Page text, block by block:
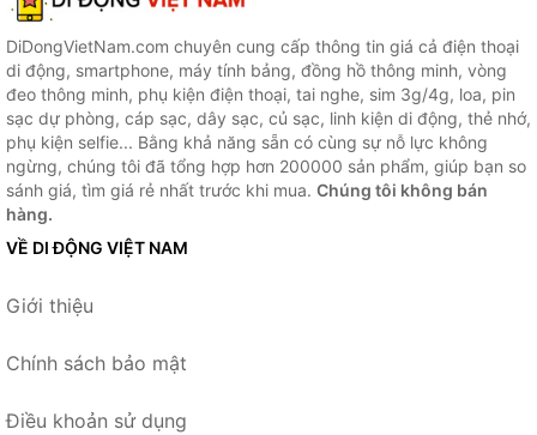
DiDongVietNam.com chuyên cung cấp thông tin giá cả điện thoại
di động, smartphone, máy tính bảng, đồng hồ thông minh, vòng
đeo thông minh, phụ kiện điện thoại, tai nghe, sim 3g/4g, loa, pin
sạc dự phòng, cáp sạc, dây sạc, củ sạc, linh kiện di động, thẻ nhớ,
phụ kiện selfie... Bằng khả năng sẵn có cùng sự nỗ lực không
ngừng, chúng tôi đã tổng hợp hơn 200000 sản phẩm, giúp bạn so
sánh giá, tìm giá rẻ nhất trước khi mua. Chúng tôi không bán
hàng.
VỀ DI ĐỘNG VIỆT NAM
Giới thiệu
Chính sách bảo mật
Điều khoản sử dụng